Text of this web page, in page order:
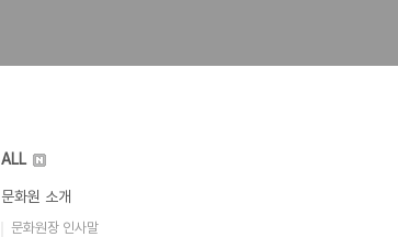
ALL
문화원 소개
문화원장 인사말